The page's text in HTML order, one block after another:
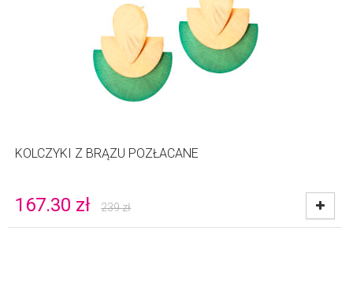
KOLCZYKI Z BRĄZU POZŁACANE
167.30 zł 239zł